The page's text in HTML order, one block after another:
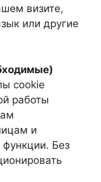
визите,
или другие
cookie
работы
и
функции. Без